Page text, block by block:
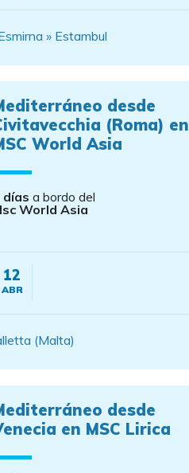
» Estambul
desde
(Roma) en
World Asia
días a bordo del
World Asia
12
ABR
(Malta)
desde
en MSC Lirica